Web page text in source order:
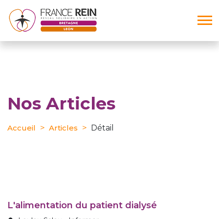
Nos Articles
Accueil Articles Détail
l'alimentation du patient dialysé